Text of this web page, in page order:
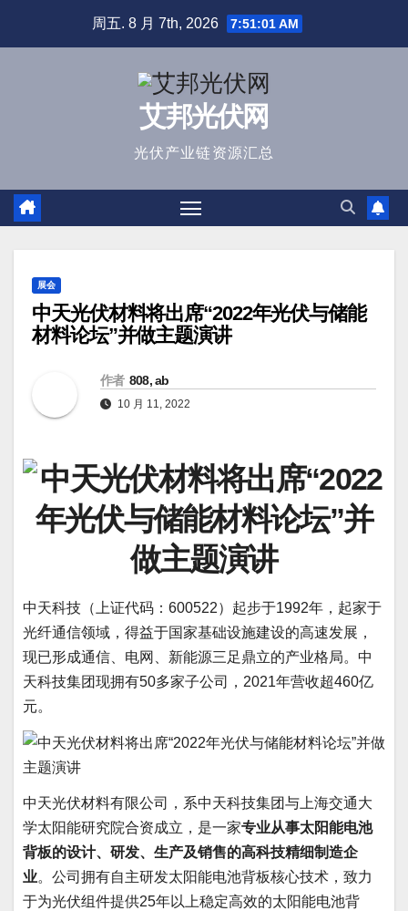
周五. 8 月 7th, 2026 7:51:01 AM
艾邦光伏网
光伏产业链资源汇总
展会
中天光伏材料将出席“2022年光伏与储能
材料论坛”并做主题演讲
作者 808, ab
10 月 11, 2022
中天科技（上证代码：600522）起步于1992年，起家于
光纤通信领域，得益于国家基础设施建设的高速发展，
现已形成通信、电网、新能源三足鼎立的产业格局。中
天科技集团现拥有50多家子公司，2021年营收超460亿
元。
中天光伏材料有限公司，系中天科技集团与上海交通大
学太阳能研究院合资成立，是一家专业从事太阳能电池
背板的设计、研发、生产及销售的高科技精细制造企
业。公司拥有自主研发太阳能电池背板核心技术，致力
于为光伏组件提供25年以上稳定高效的太阳能电池背